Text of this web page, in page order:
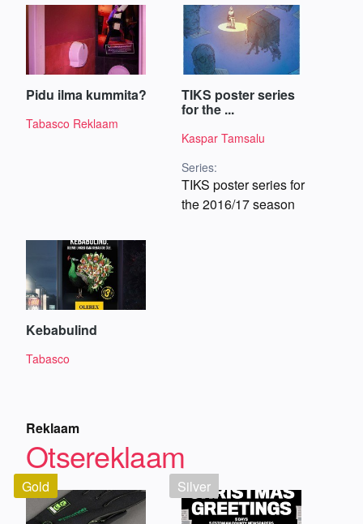
Pidu ilma kummita?
Tabasco Reklaam
TIKS poster series
for the ...
Kaspar Tamsalu
Series:
TIKS poster series for
the 2016/17 season
Kebabulind
Tabasco
Reklaam
Otsereklaam
Gold Silver